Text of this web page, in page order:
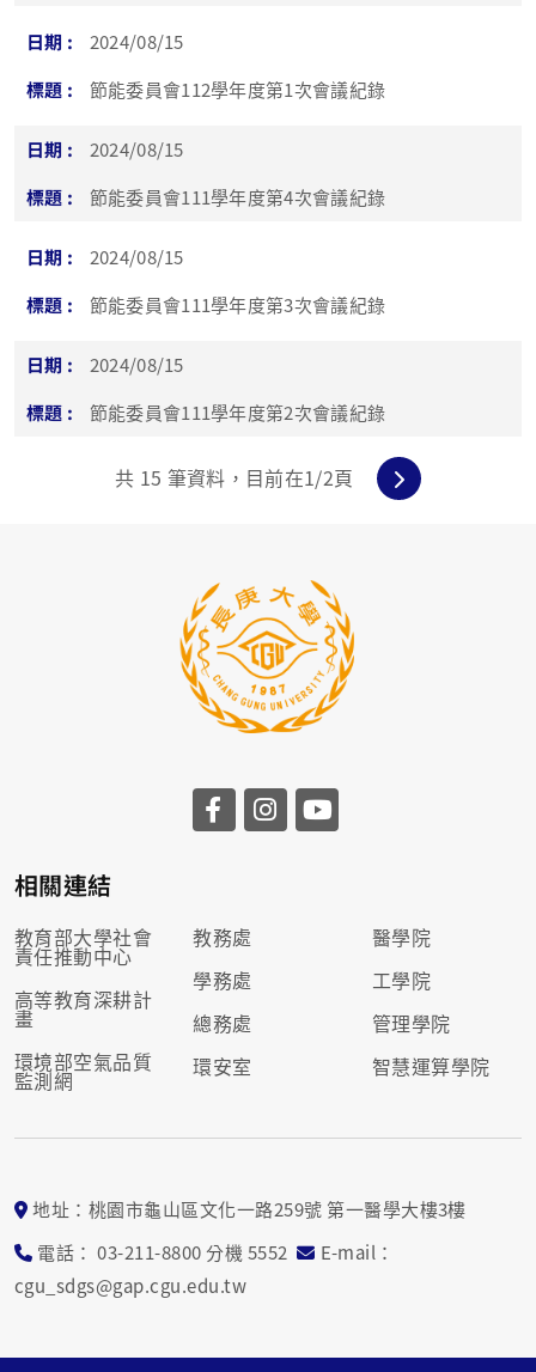
2024/08/15
節能委員會112學年度第1次會議紀錄
2024/08/15
節能委員會111學年度第4次會議紀錄
2024/08/15
節能委員會111學年度第3次會議紀錄
2024/08/15
節能委員會111學年度第2次會議紀錄
共 15 筆資料，目前在1/2頁
相關連結
教育部大學社會
責任推動中心
高等教育深耕計
畫
環境部空氣品質
監測網
教務處
學務處
總務處
環安室
醫學院
工學院
管理學院
智慧運算學院
地址：桃園市龜山區文化一路259號 第一醫學大樓3樓
電話： 03-211-8800 分機 5552
E-mail：
cgu_sdgs@gap.cgu.edu.tw